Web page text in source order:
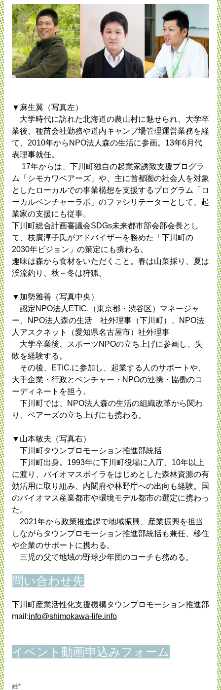
▼麻生翼（写真左）
大学時代に訪れた北海道の農山村に魅せられ、大学卒
業後、種苗会社勤務や道内キャンプ場管理運営業務を経
て、2010年からNPO法人森の生活に参画。13年6月代
表理事就任。
17年からは、下川町独自の起業家誘致支援プログラ
ム「シモカワベアーズ」や、主に首都圏の社会人を対象
としたローカルでの事業構想を支援するプログラム「ロ
ーカルベンチャーラボ」のファシリテーターとして、起
業家の支援にも従事。
下川町総合計画審議会SDGs未来都市部会部会長とし
て、枝廣淳子氏がアドバイザーを務めた「下川町の
2030年ビジョン」の策定にも携わる。
趣味は森から食材をいただくこと。春は山菜採り、夏は
渓流釣り、秋～冬は狩猟。
▼加勢雅善（写真中央）
認定NPO法人ETIC.（東京都・渋谷区）マネージャ
ー、NPO法人森の生活 社外理事（下川町）、NPO法
人アスクネット（愛知県名古屋市）社外理事
大学卒業後、スポーツNPOの立ち上げに参画し、失
敗を経験する。
その後、ETIC.に参加し、起業する人のサポートや、
大手企業・行政とベンチャー・NPOの連携・協働のコ
ーディネートを担う。
下川町では、NPO法人森の生活の組織改革から関わ
り、ベアーズの立ち上げにも携わる。
▼山本敏夫（写真右）
下川町タウンプロモーション推進部統括
下川町出身。1993年に下川町役場に入庁、10年以上
に渡り、バイオマスボイラをはじめとした森林資源の有
効活用に取り組み、内閣府や林野庁への出向も経験。国
のバイオマス産業都市や環境モデル都市の選定に携わっ
た。
2021年から政策推進課で地域振興、産業振興を担当
しながらタウンプロモーション推進部統括も兼任、移住
や企業のサポートに携わる。
三児の父で地域の野球少年団のコーチも務める。
問い合わせ先
下川町産業活性化支援機構タウンプロモーション推進部
mail:info@shimokawa-life.info
イベント動画申込みフォーム